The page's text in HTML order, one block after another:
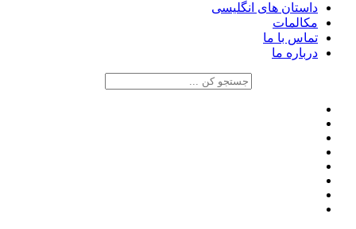
داستان های انگلیسی
مکالمات
تماس با ما
درباره ما